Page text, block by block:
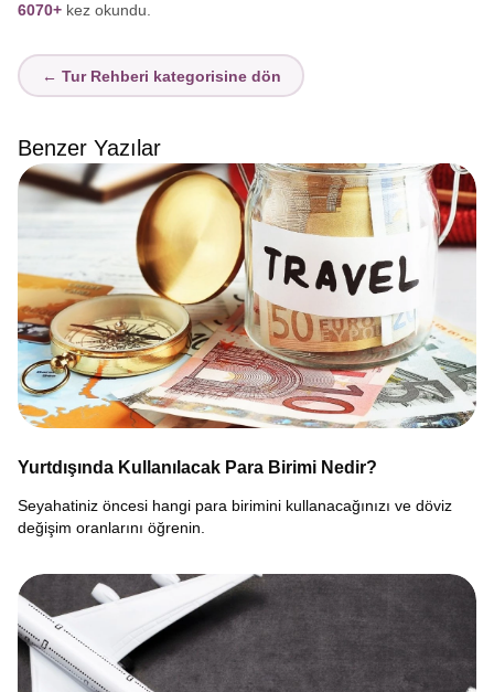
6070+ kez okundu.
← Tur Rehberi kategorisine dön
Benzer Yazılar
Yurtdışında Kullanılacak Para Birimi Nedir?
Seyahatiniz öncesi hangi para birimini kullanacağınızı ve döviz
değişim oranlarını öğrenin.